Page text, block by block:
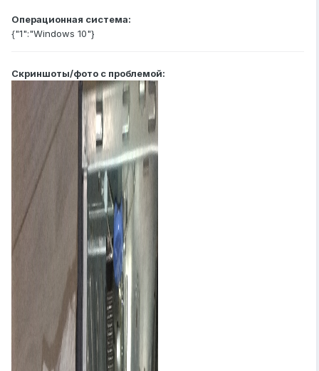
Операционная система:
{"1":"Windows 10"}
Скриншоты/фото с проблемой: